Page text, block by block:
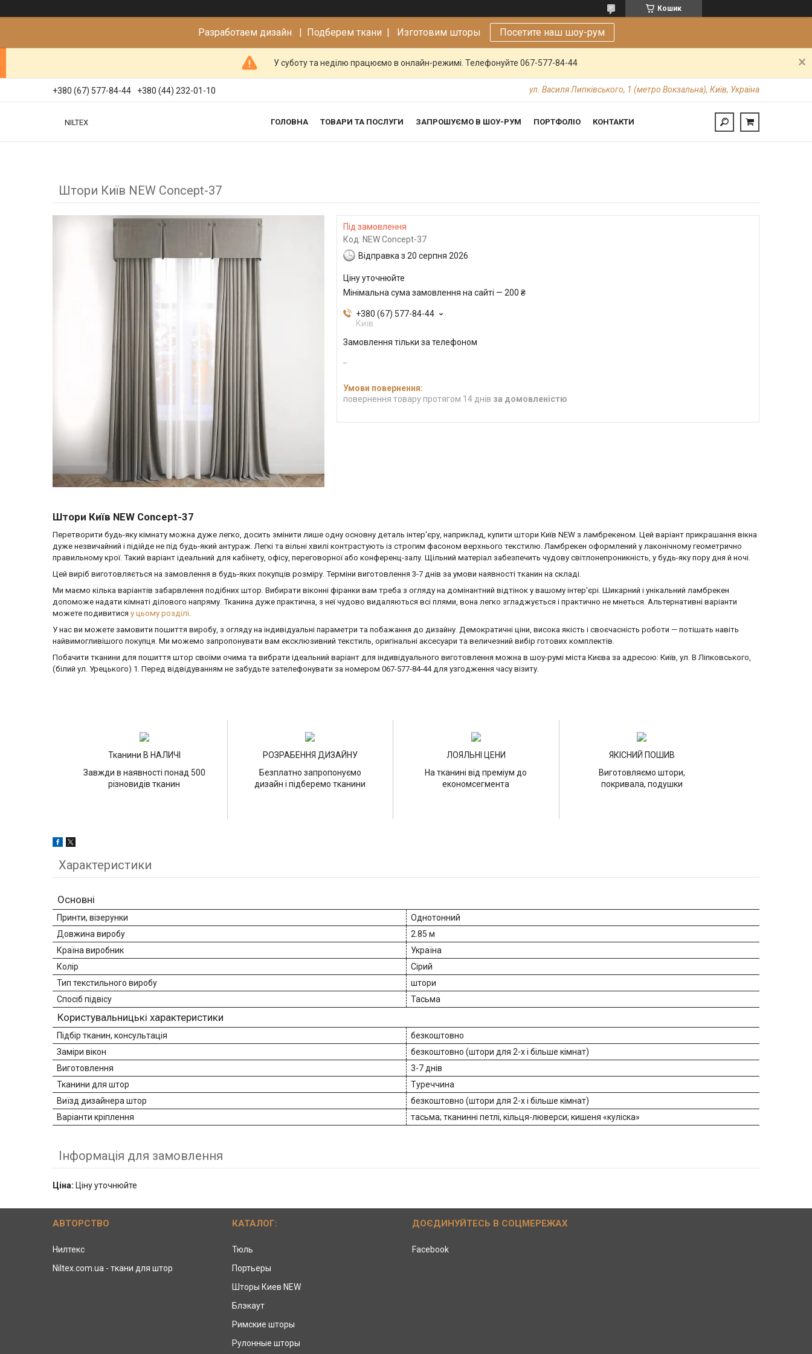
Кошик
Разработаем дизайн | Подберем ткани | Изготовим шторы Посетите наш шоу-рум
У суботу та неділю працюємо в онлайн-режимі. Телефонуйте 067-577-84-44
+380 (67) 577-84-44 +380 (44) 232-01-10 ул. Василя Липківського, 1 (метро Вокзальна), Київ, Україна
NILTEX ГОЛОВНА ТОВАРИ ТА ПОСЛУГИ ЗАПРОШУЄМО В ШОУ-РУМ ПОРТФОЛІО КОНТАКТИ
Штори Київ NEW Concept-37
Під замовлення
Код: NEW Concept-37
Відправка з 20 серпня 2026
Ціну уточнюйте
Мінімальна сума замовлення на сайті — 200 ₴
+380 (67) 577-84-44
Київ
Замовлення тільки за телефоном
повернення товару протягом 14 днів за домовленістю
Штори Київ NEW Concept-37
Перетворити будь-яку кімнату можна дуже легко, досить змінити лише одну основну деталь інтер'єру, наприклад, купити штори Київ NEW з ламбрекеном. Цей варіант прикрашання вікна
дуже незвичайний і підійде не під будь-який антураж. Легкі та вільні хвилі контрастують із строгим фасоном верхнього текстилю. Ламбрекен оформлений у лаконічному геометрично
правильному крої. Такий варіант ідеальний для кабінету, офісу, переговорної або конференц-залу. Щільний матеріал забезпечить чудову світлонепроникність, у будь-яку пору дня й ночі.
Цей виріб виготовляється на замовлення в будь-яких покупців розміру. Терміни виготовлення 3-7 днів за умови наявності тканин на складі.
Ми маємо кілька варіантів забарвлення подібних штор. Вибирати віконні фіранки вам треба з огляду на домінантний відтінок у вашому інтер'єрі. Шикарний і унікальний ламбрекен
допоможе надати кімнаті ділового напряму. Тканина дуже практична, з неї чудово видаляються всі плями, вона легко згладжується і практично не мнеться. Альтернативні варіанти
можете подивитися у цьому розділі.
У нас ви можете замовити пошиття виробу, з огляду на індивідуальні параметри та побажання до дизайну. Демократичні ціни, висока якість і своєчасність роботи — потішать навіть
найвимогливішого покупця. Ми можемо запропонувати вам ексклюзивний текстиль, оригінальні аксесуари та величезний вибір готових комплектів.
Побачити тканини для пошиття штор своїми очима та вибрати ідеальний варіант для індивідуального виготовлення можна в шоу-румі міста Києва за адресою: Київ, ул. В Ліпковського,
(білий ул. Урецького) 1. Перед відвідуванням не забудьте зателефонувати за номером 067-577-84-44для узгодження часу візиту.
Тканини В НАЛИЧІ
Завжди в наявності понад 500
різновидів тканин
РОЗРАБЕННЯ ДИЗАЙНУ
Безплатно запропонуємо
дизайн і підберемо тканини
ЛОЯЛЬНІ ЦЕНИ
На тканині від преміум до
економсегмента
ЯКІСНИЙ ПОШИВ
Виготовляємо штори,
покривала, подушки
Характеристики
Основні
Принти, візерунки
Однотонний
Довжина виробу
2.85 м
Країна виробник
Україна
Колір
Сірий
Тип текстильного виробу
штори
Спосіб підвісу
Тасьма
Користувальницькі характеристики
Підбір тканин, консультація
безкоштовно
Заміри вікон
безкоштовно (штори для 2-х і більше кімнат)
Виготовлення
3-7 днів
Тканини для штор
Туреччина
Виїзд дизайнера штор
безкоштовно (штори для 2-х і більше кімнат)
Варіанти кріплення
тасьма; тканинні петлі, кільця-люверси; кишеня «куліска»
Інформація для замовлення
Ціна: Ціну уточнюйте
АВТОРСТВО
Нилтекс
Niltex.com.ua - ткани для штор
КАТАЛОГ:
Тюль
Портьеры
Шторы Киев NEW
Блэкаут
Римские шторы
Рулонные шторы
ДОЄДИНУЙТЕСЬ В СОЦМЕРЕЖАХ
Facebook